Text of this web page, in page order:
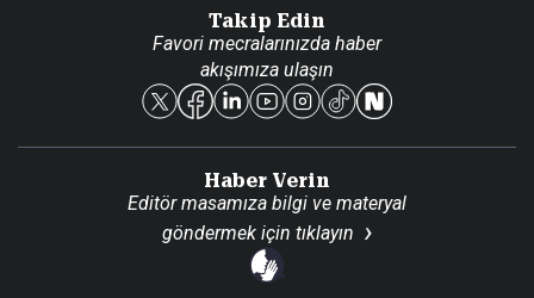
Reklam Ver
Takip Edin
Favori mecralarınızda haber
akışımıza ulaşın
Haber Verin
Editör masamıza bilgi ve materyal
göndermek için tıklayın